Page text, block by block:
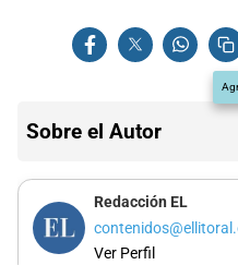
Sobre el Autor
Redacción EL
Ver Perfil